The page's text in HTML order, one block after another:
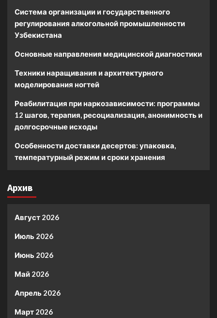
Система организации и государственного
регулирования алкогольной промышленности
Узбекистана
Основные направления медицинской диагностики
Техники наращивания и архитектурного
моделирования ногтей
Реабилитация при наркозависимости: программы
12 шагов, терапия, ресоциализация, анонимность и
долгосрочные исходы
Особенности доставки десертов: упаковка,
температурный режим и сроки хранения
Архив
Август 2026
Июль 2026
Июнь 2026
Май 2026
Апрель 2026
Март 2026